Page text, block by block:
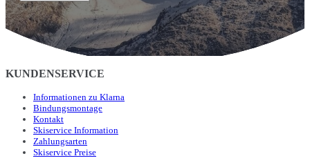
KUNDENSERVICE
Informationen zu Klarna
Bindungsmontage
Kontakt
Skiservice Information
Zahlungsarten
Skiservice Preise